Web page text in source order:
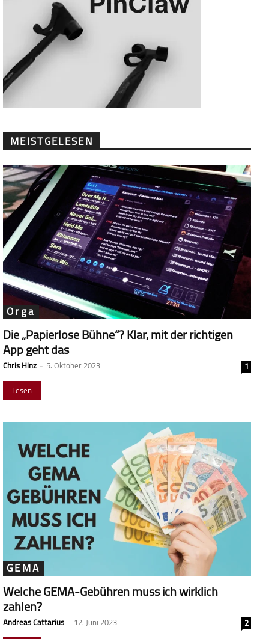
MEISTGELESEN
Orga
Die „Papierlose Bühne“? Klar, mit der richtigen
App geht das
Chris Hinz - 5. Oktober 2023
1
Lesen
GEMA
Welche GEMA-Gebühren muss ich wirklich
zahlen?
Andreas Cattarius - 12. Juni 2023
2